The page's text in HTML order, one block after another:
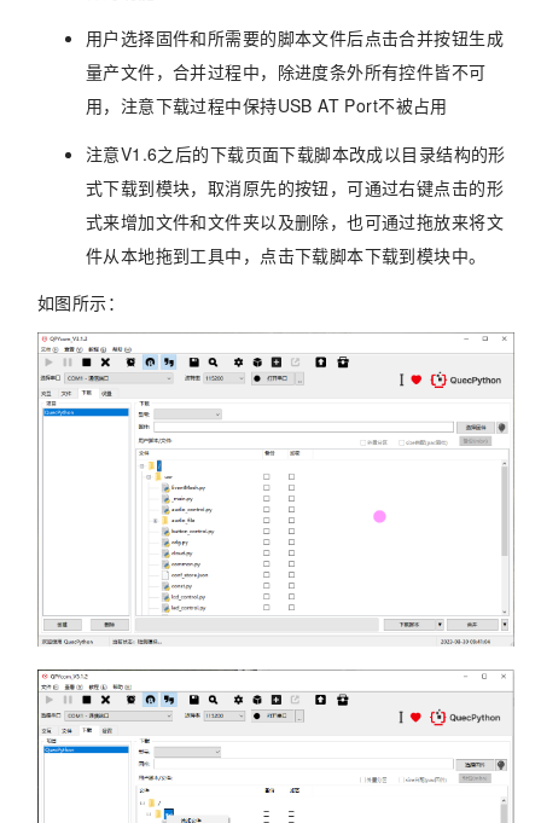
用户选择固件和所需要的脚本文件后点击合并按钮生成
量产文件，合并过程中，除进度条外所有控件皆不可
用，注意下载过程中保持USB AT Port不被占用
注意V1.6之后的下载页面下载脚本改成以目录结构的形
式下载到模块，取消原先的按钮，可通过右键点击的形
式来增加文件和文件夹以及删除，也可通过拖放来将文
件从本地拖到工具中，点击下载脚本下载到模块中。
如图所示：